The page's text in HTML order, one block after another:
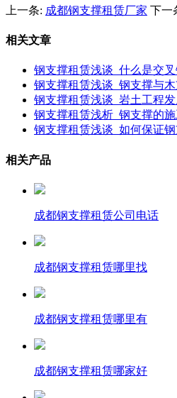
上一条: 成都钢支撑租赁厂家 下一
相关文章
钢支撑租赁浅谈_什么是交
钢支撑租赁浅谈_钢支撑与木
钢支撑租赁浅谈_岩土工程
钢支撑租赁浅析_钢支撑的
钢支撑租赁浅谈_如何保证
相关产品
成都钢支撑租赁公司电话
成都钢支撑租赁哪里找
成都钢支撑租赁哪里有
成都钢支撑租赁哪家好